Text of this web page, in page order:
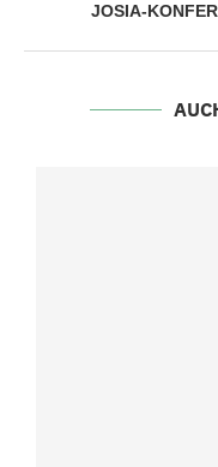
JOSIA-